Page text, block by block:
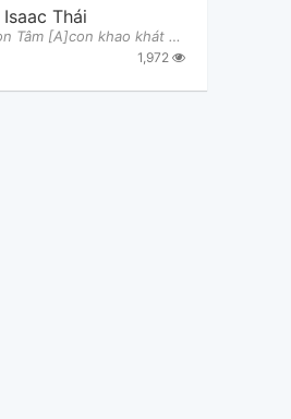
Isaac Thái
Cha [D]ơi hãy đến đụng chạm [Em]con Tâm [A]con khao khát Cha dường [D]bao Bởi linh [Bm]hồn con khá
1,972